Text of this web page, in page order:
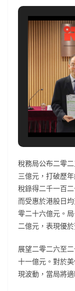
稅務局公布二零
三億元，打破歷
稅錄得二千一百
而受惠於港股日
零二十六億元。
二億元，表現優於
展望二零二六至
十一億元。對於
現波動，當局將適